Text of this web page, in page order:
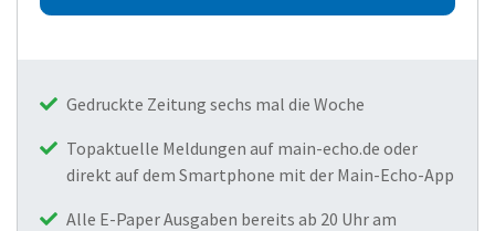
Gedruckte Zeitung sechs mal die Woche
Topaktuelle Meldungen auf main-echo.de oder
direkt auf dem Smartphone mit der Main-Echo-App
Alle E-Paper Ausgaben bereits ab 20 Uhr am